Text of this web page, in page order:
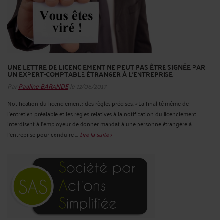
UNE LETTRE DE LICENCIEMENT NE PEUT PAS ÊTRE SIGNÉE PAR
UN EXPERT-COMPTABLE ÉTRANGER À L’ENTREPRISE
Par Pauline BARANDEle 12/06/2017
Notification du licenciement : des règles précises. « La finalité même de
l’entretien préalable et les règles relatives à la notification du licenciement
interdisent à l’employeur de donner mandat à une personne étrangère à
l’entreprise pour conduire ... Lire la suite >